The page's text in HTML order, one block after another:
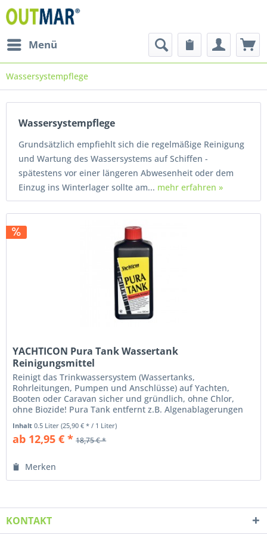
Menü
Wassersystempflege
Wassersystempflege
Grundsätzlich empfiehlt sich die regelmäßige Reinigung
und Wartung des Wassersystems auf Schiffen -
spätestens vor einer längeren Abwesenheit oder dem
Einzug ins Winterlager sollte am... mehr erfahren »
YACHTICON Pura Tank Wassertank
Reinigungsmittel
Reinigt das Trinkwassersystem (Wassertanks,
Rohrleitungen, Pumpen und Anschlüsse) auf Yachten,
Booten oder Caravan sicher und gründlich, ohne Chlor,
ohne Biozide! Pura Tank entfernt z.B. Algenablagerungen
und weitere Verunreinigungen....
Inhalt0.5 Liter(25,90 € * / 1 Liter)
ab 12,95 € * 18,75 € *
Merken
KONTAKT